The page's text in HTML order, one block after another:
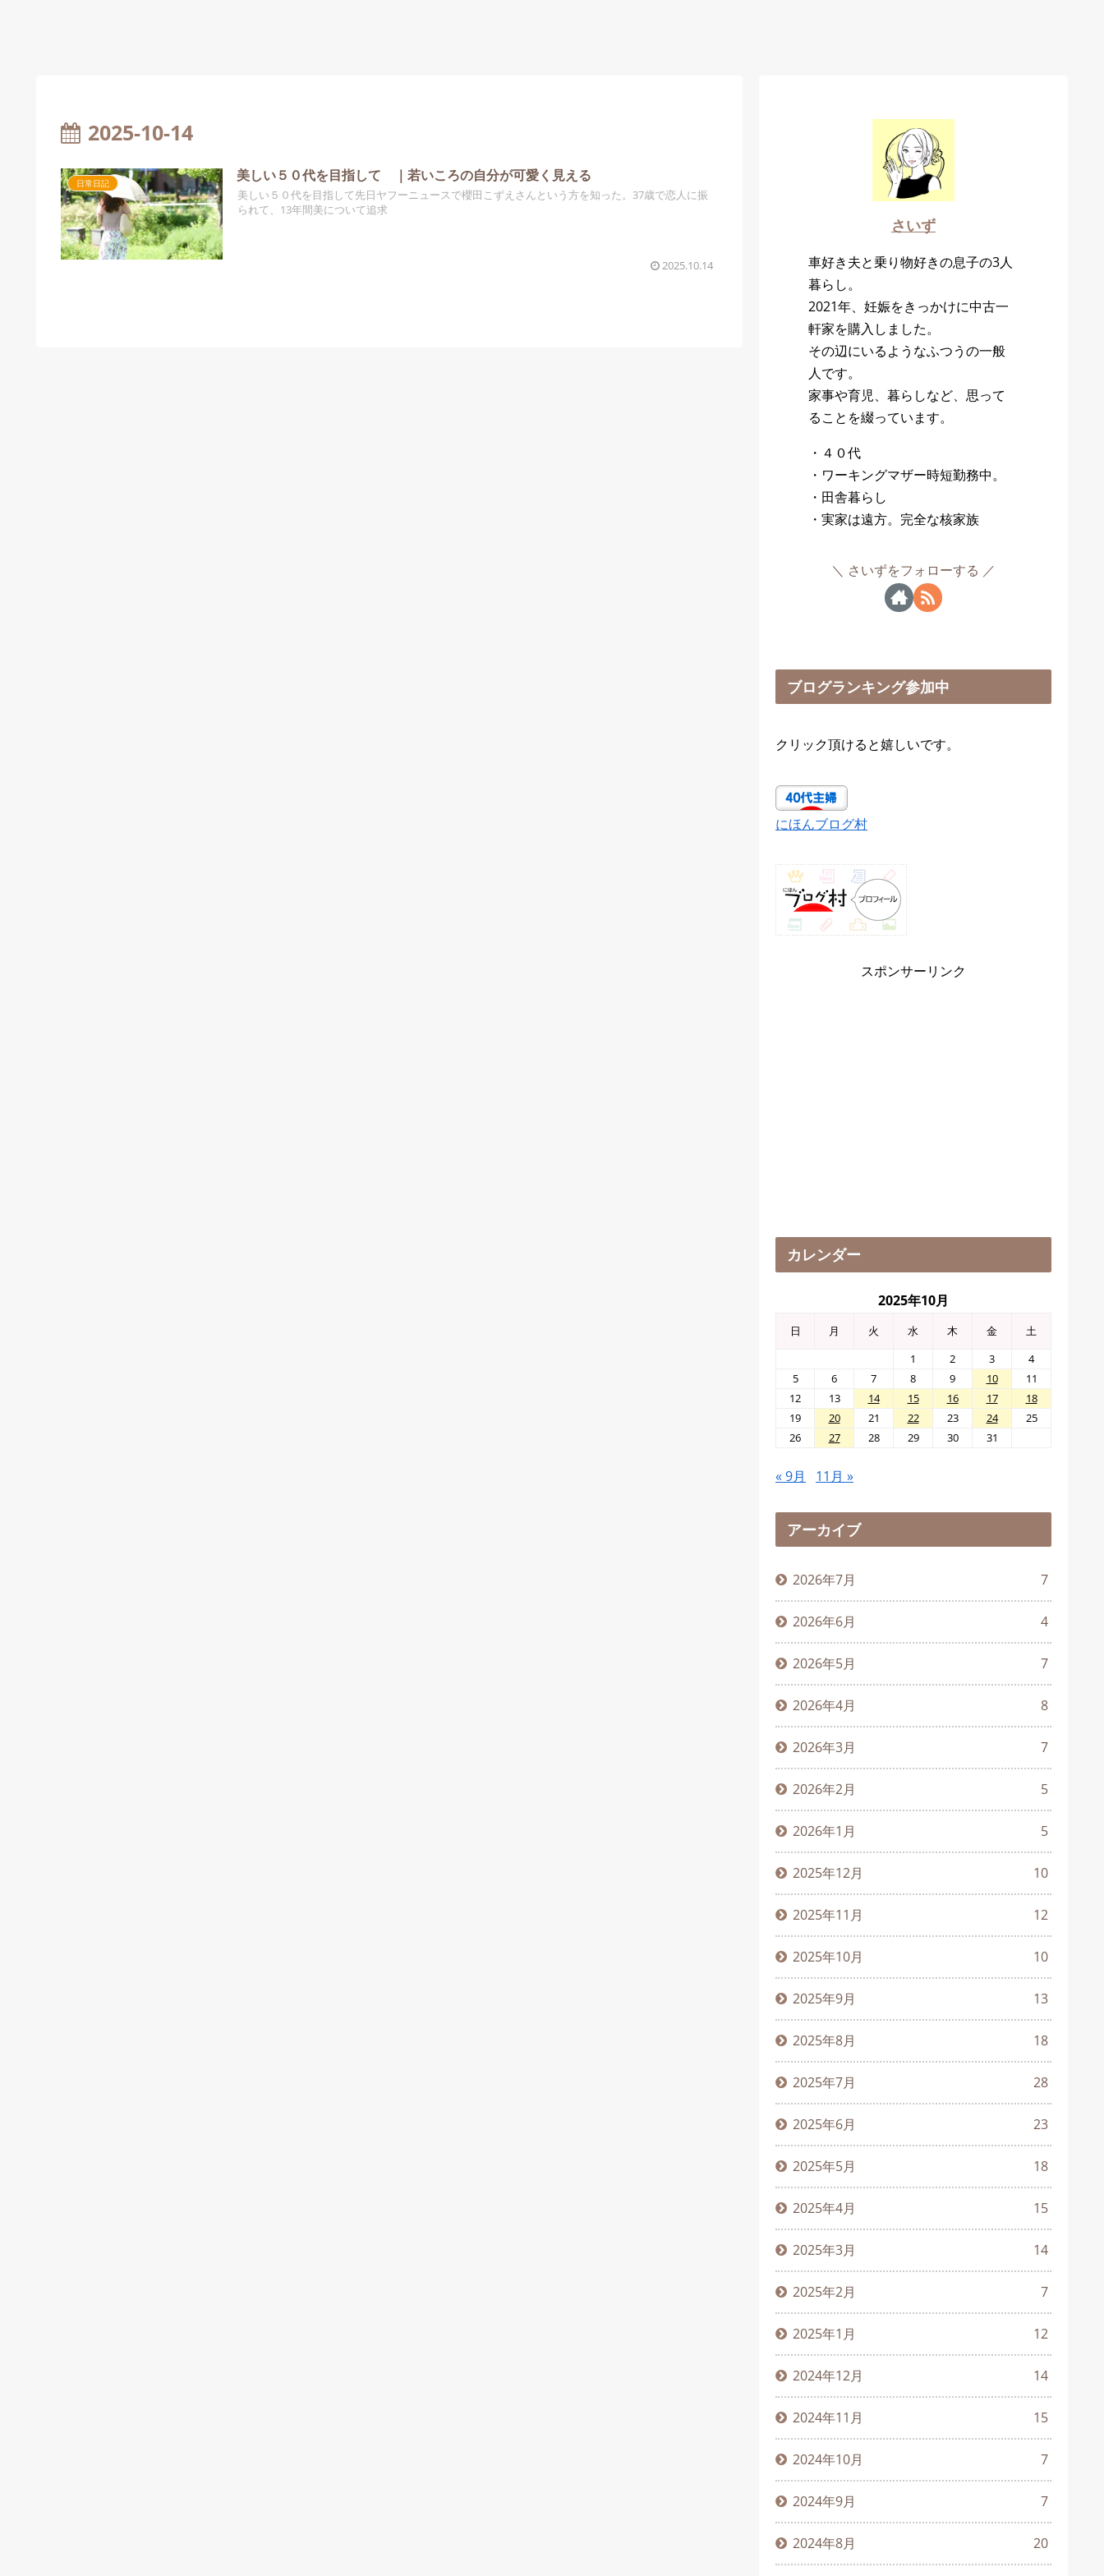
2025-10-14
日常日記 美しい５０代を目指して ｜若いころの自分が可愛く見える
美しい５０代を目指して先日ヤフーニュースで櫻田こずえさんという方を知った。37歳で恋人に振
られて、13年間美について追求
2025.10.14
さいず
車好き夫と乗り物好きの息子の3人
暮らし。
2021年、妊娠をきっかけに中古一
軒家を購入しました。
その辺にいるようなふつうの一般
人です。
家事や育児、暮らしなど、思って
ることを綴っています。
・４０代
・ワーキングマザー時短勤務中。
・田舎暮らし
・実家は遠方。完全な核家族
さいずをフォローする
ブログランキング参加中
クリック頂けると嬉しいです。
にほんブログ村
スポンサーリンク
カレンダー
2025年10月
日 月 火 水 木 金
土
1
2 3
4
5
6 7 8 9 10
11
12
13 14 15 16 17
18
19
20 21 22 23 24
25
26
27 28 29 30 31
« 9月 11月 »
アーカイブ
2026年7月 7
2026年6月 4
2026年5月 7
2026年4月 8
2026年3月 7
2026年2月 5
2026年1月 5
2025年12月 10
2025年11月 12
2025年10月 10
2025年9月 13
2025年8月 18
2025年7月 28
2025年6月 23
2025年5月 18
2025年4月 15
2025年3月 14
2025年2月 7
2025年1月 12
2024年12月 14
2024年11月 15
2024年10月 7
2024年9月 7
2024年8月 20